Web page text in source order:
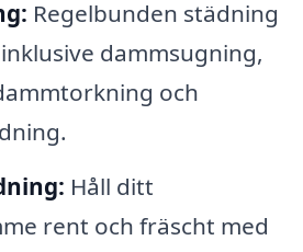
Regelbunden städning
dammsugning,
och
Håll ditt
rent och fräscht med